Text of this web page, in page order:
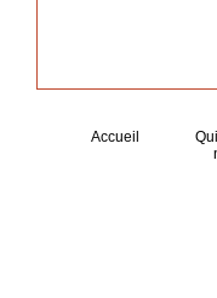
Accueil